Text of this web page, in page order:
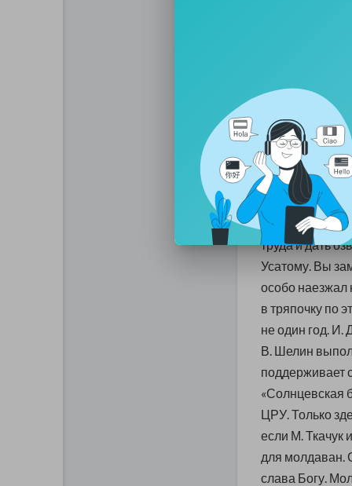
не нравится
денежки на
Судьба В.
собрал
себя собрал
большие связи
службами, так
труда и дать
Усатому. Вы
особо наезжал
в тряпочку по
не один год. И.
В. Шелин
поддерживает
«Солнцевская
ЦРУ. Только
если М. Ткачук
для молдаван.
слава Богу.